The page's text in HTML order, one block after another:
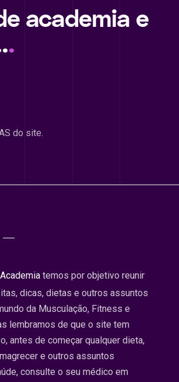
academia e
.
do site.
temos por objetivo reunir
dicas, dietas e outros assuntos
da Musculação, Fitness e
lembramos de que o site tem
antes de começar qualquer dieta,
e outros assuntos
consulte o seu médico em